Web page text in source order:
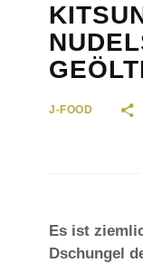
J-FOOD
Es ist
Dschungel